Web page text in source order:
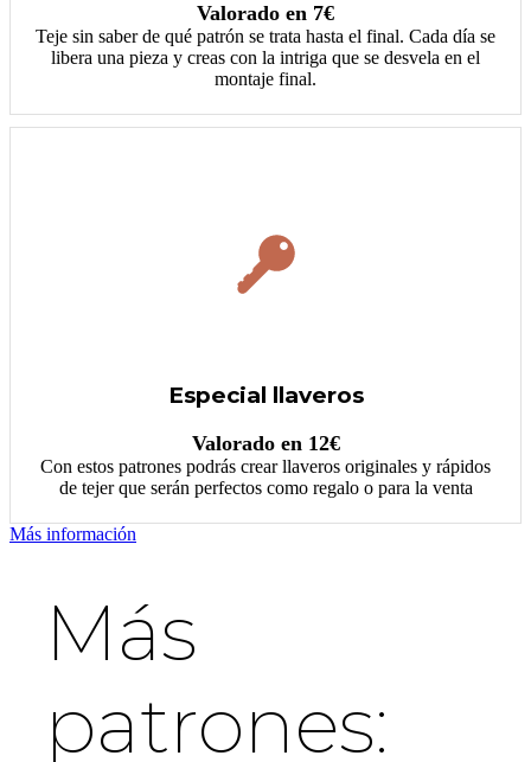
Valorado en 7€
Teje sin saber de qué patrón se trata hasta el final. Cada día se
libera una pieza y creas con la intriga que se desvela en el
montaje final.
Especial llaveros
Valorado en 12€
Con estos patrones podrás crear llaveros originales y rápidos
de tejer que serán perfectos como regalo o para la venta
Más información
Más
patrones: